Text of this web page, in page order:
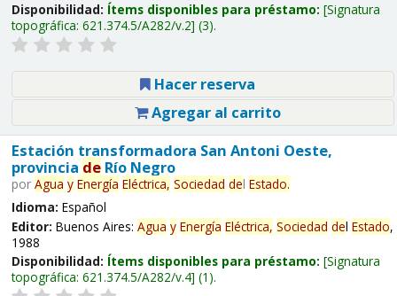
Disponibilidad: Ítems disponibles para préstamo: Signatura
topográfica: 621.374.5/A282/v.2 (3).
Hacer reserva
Agregar al carrito
Estación transformadora San Antoni Oeste,
provincia deRío Negro
por Agua y Energía Eléctrica, Sociedad del Estado.
Idioma: Español
Editor: Buenos Aires: Agua y Energía Eléctrica, Sociedad del Estado,
1988
Disponibilidad: Ítems disponibles para préstamo: Signatura
topográfica: 621.374.5/A282/v.4 (1).